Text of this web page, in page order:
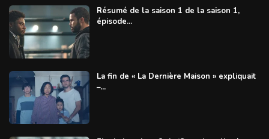
Résumé de la saison 1 de la saison 1,
épisode...
La fin de « La Dernière Maison » expliquait
–...